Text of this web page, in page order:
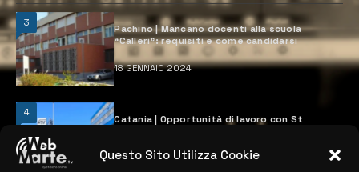
Questo Sito Utilizza Cookie
3
Pachino | Mancano docenti alla scuola
“Calleri”: requisiti e come candidarsi
18 GENNAIO 2024
4
Catania | Opportunità di lavoro con St
28 MARZO 2024